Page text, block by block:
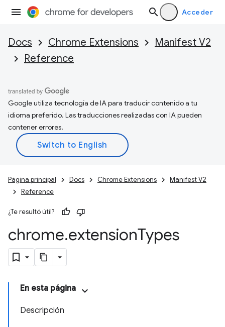
Acceder
Docs Chrome Extensions
Manifest V2
Reference
Google utiliza tecnología de IA para traducir contenido a tu
idioma preferido. Las traducciones realizadas con IA pueden
contener errores.
Página principal Docs Chrome Extensions
Manifest V2
Reference
¿Te resultó útil?
chrome.extensionTypes
En esta página
Descripción